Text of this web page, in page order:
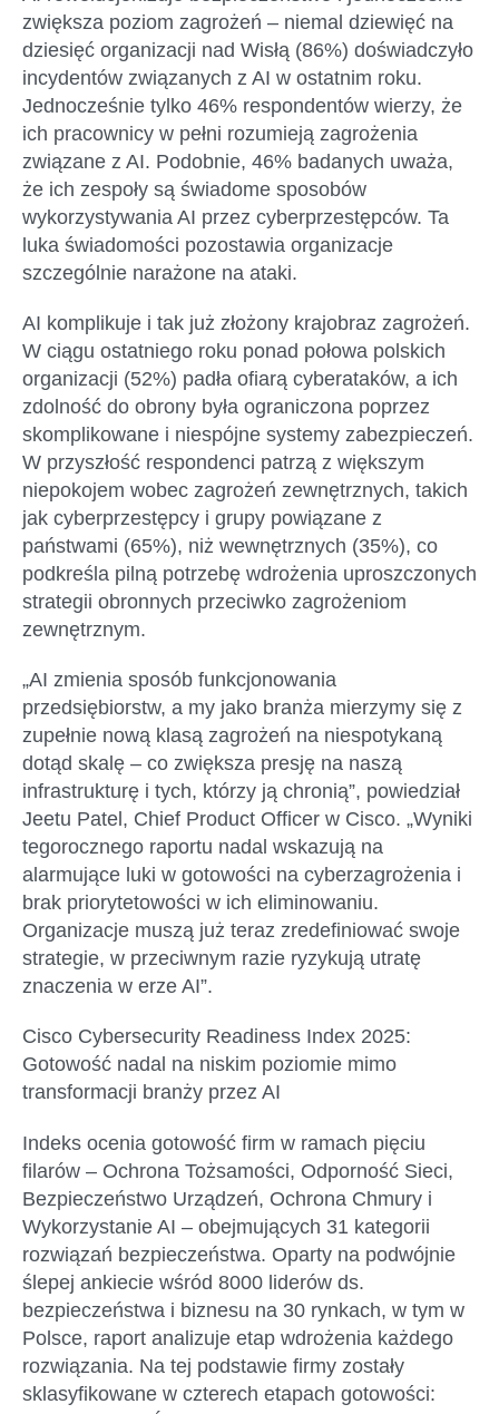
zwiększa poziom zagrożeń – niemal dziewięć na
dziesięć organizacji nad Wisłą (86%) doświadczyło
incydentów związanych z AI w ostatnim roku.
Jednocześnie tylko 46% respondentów wierzy, że
ich pracownicy w pełni rozumieją zagrożenia
związane z AI. Podobnie, 46% badanych uważa,
że ich zespoły są świadome sposobów
wykorzystywania AI przez cyberprzestępców. Ta
luka świadomości pozostawia organizacje
szczególnie narażone na ataki.
AI komplikuje i tak już złożony krajobraz zagrożeń.
W ciągu ostatniego roku ponad połowa polskich
organizacji (52%) padła ofiarą cyberataków, a ich
zdolność do obrony była ograniczona poprzez
skomplikowane i niespójne systemy zabezpieczeń.
W przyszłość respondenci patrzą z większym
niepokojem wobec zagrożeń zewnętrznych, takich
jak cyberprzestępcy i grupy powiązane z
państwami (65%), niż wewnętrznych (35%), co
podkreśla pilną potrzebę wdrożenia uproszczonych
strategii obronnych przeciwko zagrożeniom
zewnętrznym.
„AI zmienia sposób funkcjonowania
przedsiębiorstw, a my jako branża mierzymy się z
zupełnie nową klasą zagrożeń na niespotykaną
dotąd skalę – co zwiększa presję na naszą
infrastrukturę i tych, którzy ją chronią”, powiedział
Jeetu Patel, Chief Product Officer w Cisco. „Wyniki
tegorocznego raportu nadal wskazują na
alarmujące luki w gotowości na cyberzagrożenia i
brak priorytetowości w ich eliminowaniu.
Organizacje muszą już teraz zredefiniować swoje
strategie, w przeciwnym razie ryzykują utratę
znaczenia w erze AI”.
Cisco Cybersecurity Readiness Index 2025:
Gotowość nadal na niskim poziomie mimo
transformacji branży przez AI
Indeks ocenia gotowość firm w ramach pięciu
filarów – Ochrona Tożsamości, Odporność Sieci,
Bezpieczeństwo Urządzeń, Ochrona Chmury i
Wykorzystanie AI – obejmujących 31 kategorii
rozwiązań bezpieczeństwa. Oparty na podwójnie
ślepej ankiecie wśród 8000 liderów ds.
bezpieczeństwa i biznesu na 30 rynkach, w tym w
Polsce, raport analizuje etap wdrożenia każdego
rozwiązania. Na tej podstawie firmy zostały
sklasyfikowane w czterech etapach gotowości: